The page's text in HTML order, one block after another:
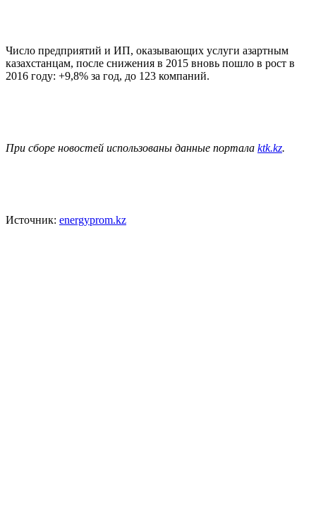
Число предприятий и ИП, оказывающих услуги азартным
казахстанцам, после снижения в 2015 вновь пошло в рост в
2016 году: +9,8% за год, до 123 компаний.
При сборе новостей использованы данные портала ktk.kz.
Источник: energyprom.kz